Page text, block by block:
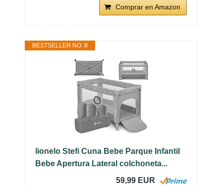
Comprar en Amazon
BESTSELLER NO. 8
lionelo Stefi Cuna Bebe Parque Infantil
Bebe Apertura Lateral colchoneta...
59,99 EUR